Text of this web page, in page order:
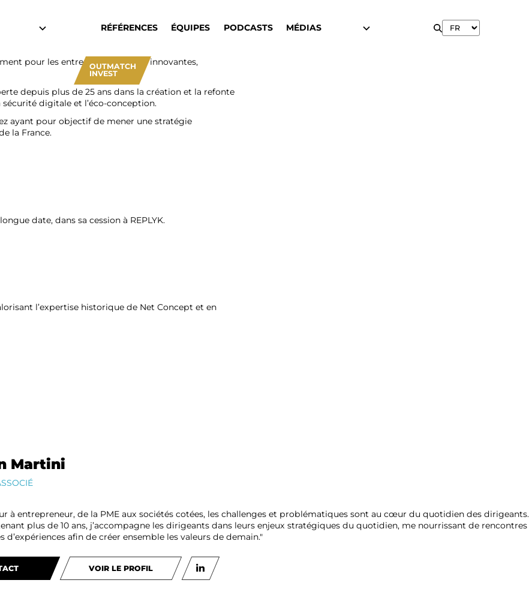
RÉFÉRENCES ÉQUIPES PODCASTS MÉDIAS
OUTMATCH
INVEST
pour les entreprises digitales innovantes,
depuis plus de 25 ans dans la création et la refonte
digitale et l’éco-conception.
ayant pour objectif de mener une stratégie
la France.
date, dans sa cession à REPLYK.
l’expertise historique de Net Concept et en
Martini
à entrepreneur, de la PME aux sociétés cotées, les challenges et problématiques sont au cœur du quotidien des dirigeants.
plus de 10 ans, j’accompagne les dirigeants dans leurs enjeux stratégiques du quotidien, me nourrissant de rencontres
d’expériences afin de créer ensemble les valeurs de demain."
VOIR LE PROFIL